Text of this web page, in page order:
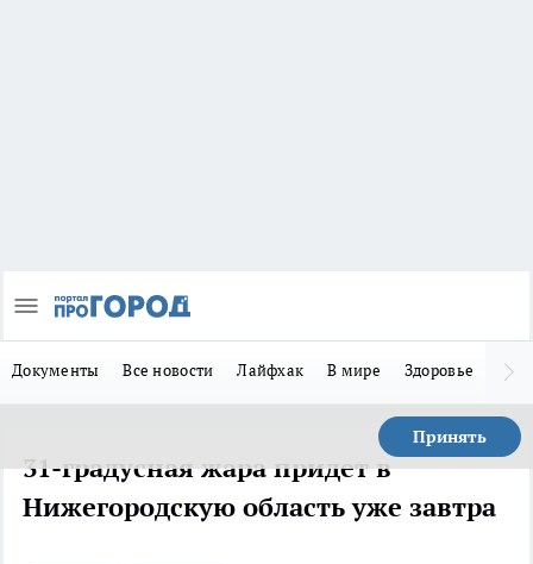
Документы Все новости Лайфхак В мире Здоровье
Принять
31-градусная жара придет в
Нижегородскую область уже завтра